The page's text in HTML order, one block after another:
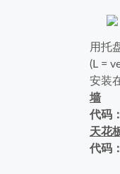
用托
(L =
安装
墙
代码
天花
代码